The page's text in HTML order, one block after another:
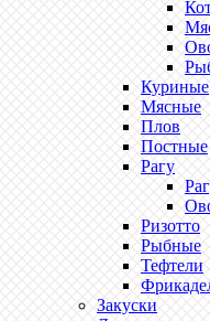
Куриные
Мясные
Плов
Постные
Рагу
Ризотто
Рыбные
Тефтели
Закуски